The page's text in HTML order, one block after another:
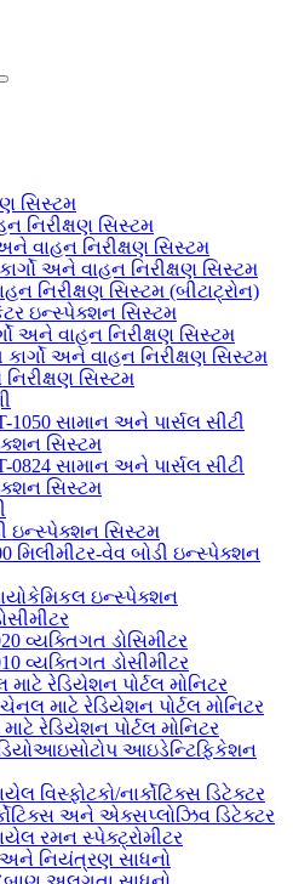
સિસ્ટમ
નિરીક્ષણ સિસ્ટમ
અને વાહન નિરીક્ષણ સિસ્ટમ
અને વાહન નિરીક્ષણ સિસ્ટમ
નિરીક્ષણ સિસ્ટમ (બીટાટ્રોન)
ઇન્સ્પેક્શન સિસ્ટમ
અને વાહન નિરીક્ષણ સિસ્ટમ
અને વાહન નિરીક્ષણ સિસ્ટમ
સિસ્ટમ
1050 સામાન અને પાર્સલ સીટી
સિસ્ટમ
0824 સામાન અને પાર્સલ સીટી
સિસ્ટમ
ઇન્સ્પેક્શન સિસ્ટમ
મિલીમીટર-વેવ બોડી ઇન્સ્પેક્શન
ઇન્સ્પેક્શન
વ્યક્તિગત ડોસિમીટર
વ્યક્તિગત ડોસીમીટર
રેડિયેશન પોર્ટલ મોનિટર
માટે રેડિયેશન પોર્ટલ મોનિટર
રેડિયેશન પોર્ટલ મોનિટર
આઇડેન્ટિફિકેશન
વિસ્ફોટકો/નાર્કોટિક્સ ડિટેક્ટર
અને એક્સપ્લોઝિવ ડિટેક્ટર
રમન સ્પેક્ટ્રોમીટર
અને નિયંત્રણ સાધનો